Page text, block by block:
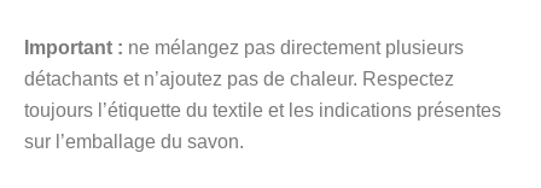
Important : ne mélangez pas directement plusieurs
détachants et n’ajoutez pas de chaleur. Respectez
toujours l’étiquette du textile et les indications présentes
sur l’emballage du savon.